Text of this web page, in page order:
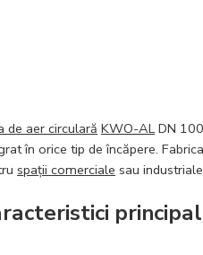
de aer circulară KWO-ALDN
în orice tip de încăpere.
spații comerciale sau